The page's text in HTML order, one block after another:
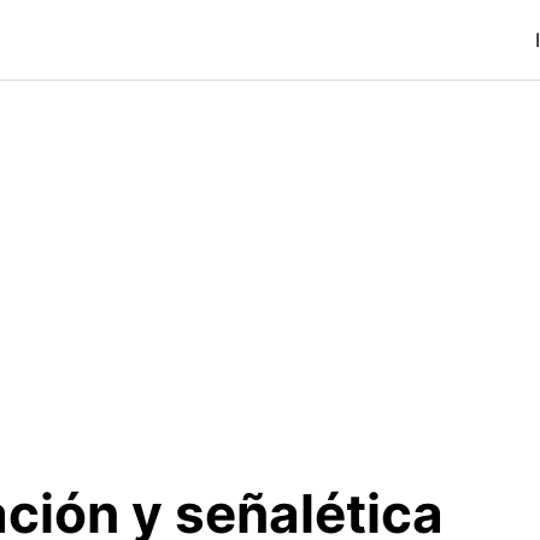
y señalética